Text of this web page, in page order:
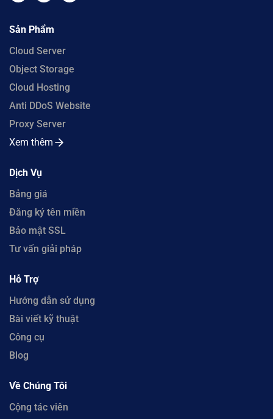
Sản Phẩm
Cloud Server
Object Storage
Cloud Hosting
Anti DDoS Website
Proxy Server
Xem thêm
Dịch Vụ
Bảng giá
Đăng ký tên miền
Bảo mật SSL
Tư vấn giải pháp
Hỗ Trợ
Hướng dẫn sử dụng
Bài viết kỹ thuật
Công cụ
Blog
Về Chúng Tôi
Cộng tác viên